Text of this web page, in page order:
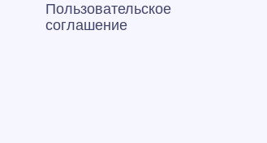
Пользовательское
соглашение